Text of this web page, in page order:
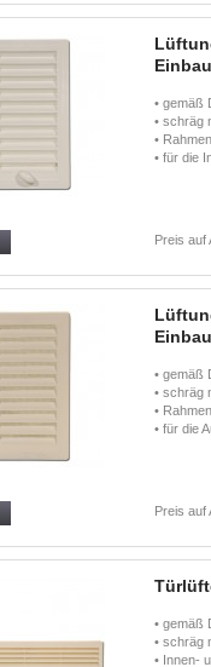
• gemäß
• schräg
•
• für die
Preis auf
• gemäß
• schräg
•
• für die
Preis auf
• gemäß
• schräg
• Innen-